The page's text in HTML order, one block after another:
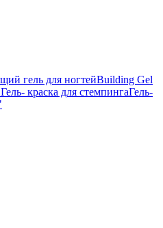
гель для ногтейBuilding Gel
Гель- краска для стемпингаГель-